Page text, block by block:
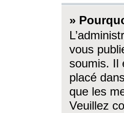
»
vous
soumis. Il
placé
que les
Veuillez